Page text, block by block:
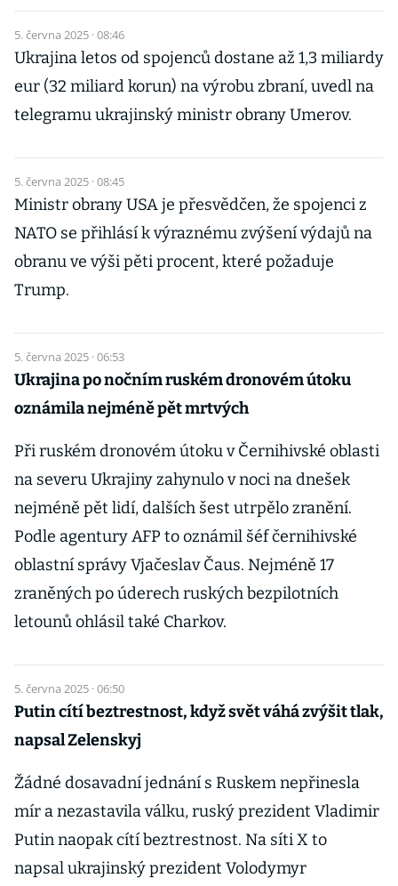
5. června 2025 · 08:46
Ukrajina letos od spojenců dostane až 1,3 miliardy
eur (32 miliard korun) na výrobu zbraní, uvedl na
telegramu ukrajinský ministr obrany Umerov.
5. června 2025 · 08:45
Ministr obrany USA je přesvědčen, že spojenci z
NATO se přihlásí k výraznému zvýšení výdajů na
obranu ve výši pěti procent, které požaduje
Trump.
5. června 2025 · 06:53
Ukrajina po nočním ruském dronovém útoku
oznámila nejméně pět mrtvých
Při ruském dronovém útoku v Černihivské oblasti
na severu Ukrajiny zahynulo v noci na dnešek
nejméně pět lidí, dalších šest utrpělo zranění.
Podle agentury AFP to oznámil šéf černihivské
oblastní správy Vjačeslav Čaus. Nejméně 17
zraněných po úderech ruských bezpilotních
letounů ohlásil také Charkov.
5. června 2025 · 06:50
Putin cítí beztrestnost, když svět váhá zvýšit tlak,
napsal Zelenskyj
Žádné dosavadní jednání s Ruskem nepřinesla
mír a nezastavila válku, ruský prezident Vladimir
Putin naopak cítí beztrestnost. Na síti X to
napsal ukrajinský prezident Volodymyr